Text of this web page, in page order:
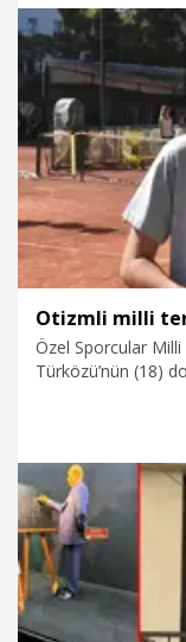
İlhan, yaşasaydı
9.08.2026
Özel Sporcular Milli
Türközü’nün (18)
8.08.2026